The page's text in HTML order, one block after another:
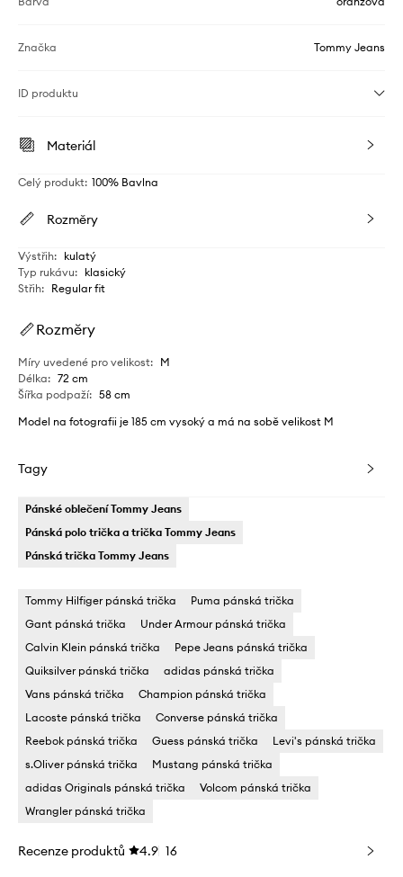
Značka Tommy Jeans
ID produktu
Materiál
Celý produkt: 100% Bavlna
Rozměry
Výstřih: kulatý
Typ rukávu: klasický
Střih: Regular fit
Rozměry
Míry uvedené pro velikost: M
Délka: 72 cm
Šířka podpaží: 58 cm
Model na fotografii je 185 cm vysoký a má na sobě velikost M
Tagy
Pánské oblečení Tommy Jeans
Pánská polo trička a trička Tommy Jeans
Pánská trička Tommy Jeans
Tommy Hilfiger pánská trička
Puma pánská trička
Gant pánská trička
Under Armour pánská trička
Calvin Klein pánská trička
Pepe Jeans pánská trička
Quiksilver pánská trička
adidas pánská trička
Vans pánská trička
Champion pánská trička
Lacoste pánská trička
Converse pánská trička
Reebok pánská trička
Guess pánská trička
Levi's pánská trička
s.Oliver pánská trička
Mustang pánská trička
adidas Originals pánská trička
Volcom pánská trička
Wrangler pánská trička
Recenze produktů 4.9 16